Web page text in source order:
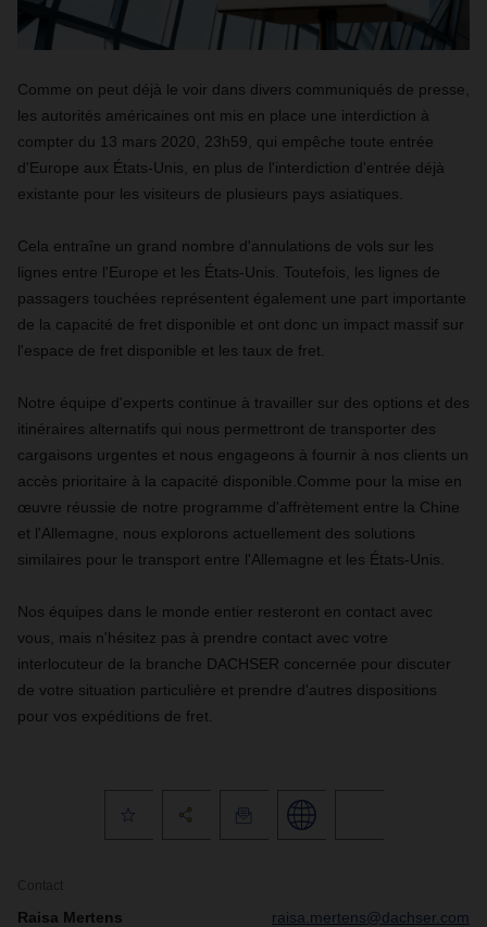
Comme on peut déjà le voir dans divers communiqués de presse,
les autorités américaines ont mis en place une interdiction à
compter du 13 mars 2020, 23h59, qui empêche toute entrée
d'Europe aux États-Unis, en plus de l'interdiction d'entrée déjà
existante pour les visiteurs de plusieurs pays asiatiques.
Cela entraîne un grand nombre d'annulations de vols sur les
lignes entre l'Europe et les États-Unis. Toutefois, les lignes de
passagers touchées représentent également une part importante
de la capacité de fret disponible et ont donc un impact massif sur
l'espace de fret disponible et les taux de fret.
Notre équipe d'experts continue à travailler sur des options et des
itinéraires alternatifs qui nous permettront de transporter des
cargaisons urgentes et nous engageons à fournir à nos clients un
accès prioritaire à la capacité disponible.Comme pour la mise en
œuvre réussie de notre programme d'affrètement entre la Chine
et l'Allemagne, nous explorons actuellement des solutions
similaires pour le transport entre l'Allemagne et les États-Unis.
Nos équipes dans le monde entier resteront en contact avec
vous, mais n'hésitez pas à prendre contact avec votre
interlocuteur de la branche DACHSER concernée pour discuter
de votre situation particulière et prendre d'autres dispositions
pour vos expéditions de fret.
Contact
Raisa Mertens raisa.mertens@dachser.com